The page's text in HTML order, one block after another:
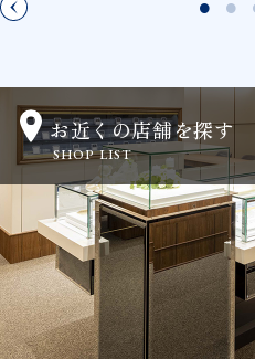
お近くの店舗を探す
SHOP LIST